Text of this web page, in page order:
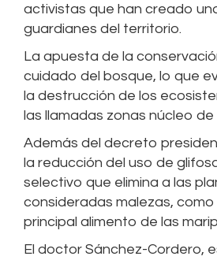
activistas que han creado
guardianes del territorio.
La apuesta de la
cuidado del bosque, lo que
la destrucción de los
las llamadas zonas núcleo de
Además del decreto
la reducción del uso de
selectivo que elimina a las
consideradas malezas, como
principal alimento de las
El doctor Sánchez-Cordero,